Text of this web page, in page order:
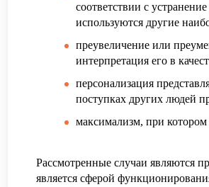
соответствии с
используются другие
преувеличение или
интерпретация его в
персонализация
поступках других людей
максимализм, при котором
Рассмотренные случаи являются
является сферой